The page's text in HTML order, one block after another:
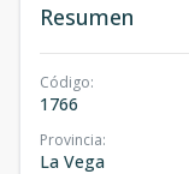
Resumen
Código:
1766
Provincia:
La Vega